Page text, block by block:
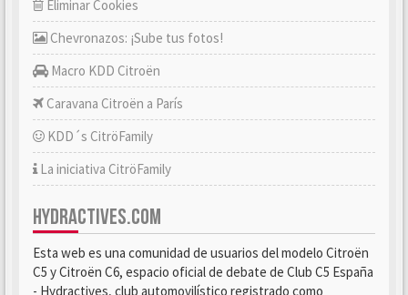
Eliminar Cookies
Chevronazos: ¡Sube tus fotos!
Macro KDD Citroën
Caravana Citroën a París
KDD´s CitröFamily
La iniciativa CitröFamily
HYDRACTIVES.COM
Esta web es una comunidad de usuarios del modelo Citroën
C5 y Citroën C6, espacio oficial de debate de Club C5 España
- Hydractives, club automovilístico registrado como